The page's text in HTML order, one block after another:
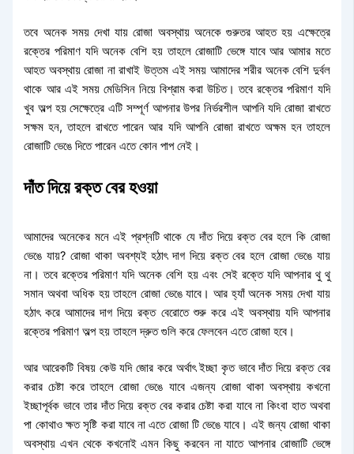
তবে অনেক সময় দেখা যায় রোজা অবস্থায় অনেকে গুরুতর আহত হয় এক্ষেত্রে
রক্তের পরিমাণ যদি অনেক বেশি হয় তাহলে রোজাটি ভেঙ্গে যাবে আর আমার মতে
আহত অবস্থায় রোজা না রাখাই উত্তম এই সময় আমাদের শরীর অনেক বেশি দুর্বল
থাকে আর এই সময় মেডিসিন নিয়ে বিশ্রাম করা উচিত। তবে রক্তের পরিমাণ যদি
খুব অল্প হয় সেক্ষেত্রে এটি সম্পূর্ণ আপনার উপর নির্ভরশীল আপনি যদি রোজা রাখতে
সক্ষম হন, তাহলে রাখতে পারেন আর যদি আপনি রোজা রাখতে অক্ষম হন তাহলে
রোজাটি ভেঙে দিতে পারেন এতে কোন পাপ নেই।
দাঁত দিয়ে রক্ত বের হওয়া
আমাদের অনেকের মনে এই প্রশ্নটি থাকে যে দাঁত দিয়ে রক্ত বের হলে কি রোজা
ভেঙে যায়? রোজা থাকা অবশ্যই হঠাৎ দাগ দিয়ে রক্ত বের হলে রোজা ভেঙে যায়
না। তবে রক্তের পরিমাণ যদি অনেক বেশি হয় এবং সেই রক্তে যদি আপনার থু থু
সমান অথবা অধিক হয় তাহলে রোজা ভেঙে যাবে। আর হ্যাঁ অনেক সময় দেখা যায়
হঠাৎ করে আমাদের দাগ দিয়ে রক্ত বেরোতে শুরু করে এই অবস্থায় যদি আপনার
রক্তের পরিমাণ অল্প হয় তাহলে দ্রুত গুলি করে ফেলবেন এতে রোজা হবে।
আর আরেকটি বিষয় কেউ যদি জোর করে অর্থাৎ ইচ্ছা কৃত ভাবে দাঁত দিয়ে রক্ত বের
করার চেষ্টা করে তাহলে রোজা ভেঙে যাবে এজন্য রোজা থাকা অবস্থায় কখনো
ইচ্ছাপূর্বক ভাবে তার দাঁত দিয়ে রক্ত বের করার চেষ্টা করা যাবে না কিংবা হাত অথবা
পা কোথাও ক্ষত সৃষ্টি করা যাবে না এতে রোজা টি ভেঙে যাবে। এই জন্য রোজা থাকা
অবস্থায় এখন থেকে কখনোই এমন কিছু করবেন না যাতে আপনার রোজাটি ভেঙ্গে